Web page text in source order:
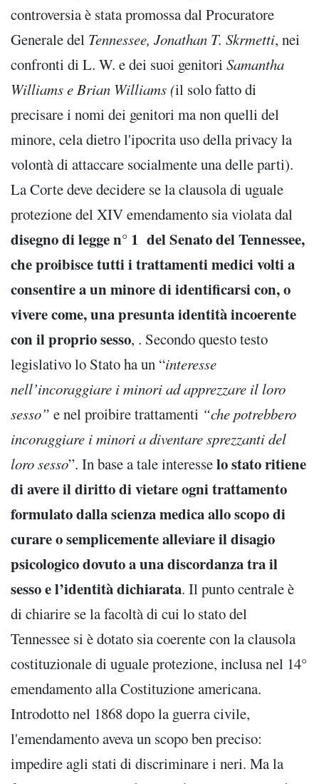
controversia è stata promossa dal Procuratore
Generale del Tennessee, Jonathan T. Skrmetti, nei
confronti di L. W. e dei suoi genitori Samantha
Williams e Brian Williams (il solo fatto di
precisare i nomi dei genitori ma non quelli del
minore, cela dietro l'ipocrita uso della privacy la
volontà di attaccare socialmente una delle parti).
La Corte deve decidere se la clausola di uguale
protezione del XIV emendamento sia violata dal
disegno di legge n° 1 del Senato del Tennessee,
che proibisce tutti i trattamenti medici volti a
consentire a un minore di identificarsi con, o
vivere come, una presunta identità incoerente
con il proprio sesso, . Secondo questo testo
legislativo lo Stato ha un “interesse
nell’incoraggiare i minori ad apprezzare il loro
sesso” e nel proibire trattamenti “che potrebbero
incoraggiare i minori a diventare sprezzanti del
loro sesso”. In base a tale interesselo stato ritiene
di avere il diritto di vietare ogni trattamento
formulato dalla scienza medica allo scopo di
curare o semplicemente alleviare il disagio
psicologico dovuto a una discordanza tra il
sesso e l’identità dichiarata. Il punto centrale è
di chiarire se la facoltà di cui lo stato del
Tennessee si è dotato sia coerente con la clausola
costituzionale di uguale protezione, inclusa nel 14°
emendamento alla Costituzione americana.
Introdotto nel 1868 dopo la guerra civile,
l'emendamento aveva un scopo ben preciso:
impedire agli stati di discriminare i neri. Ma la